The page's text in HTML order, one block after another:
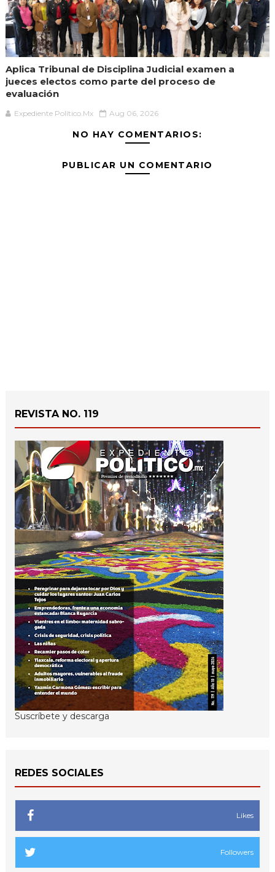
Aplica Tribunal de Disciplina Judicial examen a
jueces electos como parte del proceso de
evaluación
Expediente Político.Mx Aug 06, 2026
NO HAY COMENTARIOS:
PUBLICAR UN COMENTARIO
REVISTA NO. 119
Suscríbete y descarga
REDES SOCIALES
Likes
Followers